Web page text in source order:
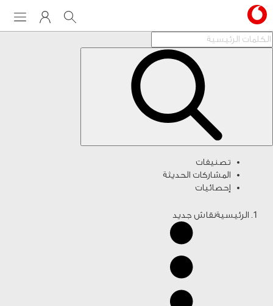
My VodafoneSearch
تصنيفات
المشاركات الحديثة
إحصائيات
الرئيسيةنقاش جديد